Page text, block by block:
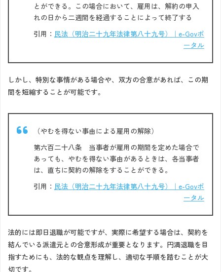
とができる。この場合において、雇用は、解約の申入
れの日から二週間を経過することによって終了する
引用： 民法（明治二十九年法律第八十九号）｜e-Govポ
ータル
しかし、特別な事情がある場合や、双方の合意があれば、この期
間を短縮することが可能です。
（やむを得ない事由による雇用の解除）
第六百二十八条 当事者が雇用の期間を定めた場合で
あっても、やむを得ない事由があるときは、各当事者
は、直ちに契約の解除をすることができる。
引用： 民法（明治二十九年法律第八十九号）｜e-Govポ
ータル
法的には即日退職が可能ですが、実際に希望する場合は、契約を
結んでいる派遣元との合意形成が重要となります。円満退職を目
指すためにも、法的な観点を理解し、適切な手順を踏むことが大
切です。